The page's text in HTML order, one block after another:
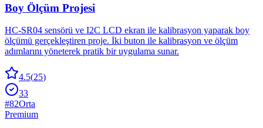
Boy Ölçüm Projesi
HC-SR04 sensörü ve I2C LCD ekran ile kalibrasyon yaparak boy
ölçümü gerçekleştiren proje. İki buton ile kalibrasyon ve ölçüm
adımlarını yöneterek pratik bir uygulama sunar.
4.5(25)
33
#82Orta
Premium